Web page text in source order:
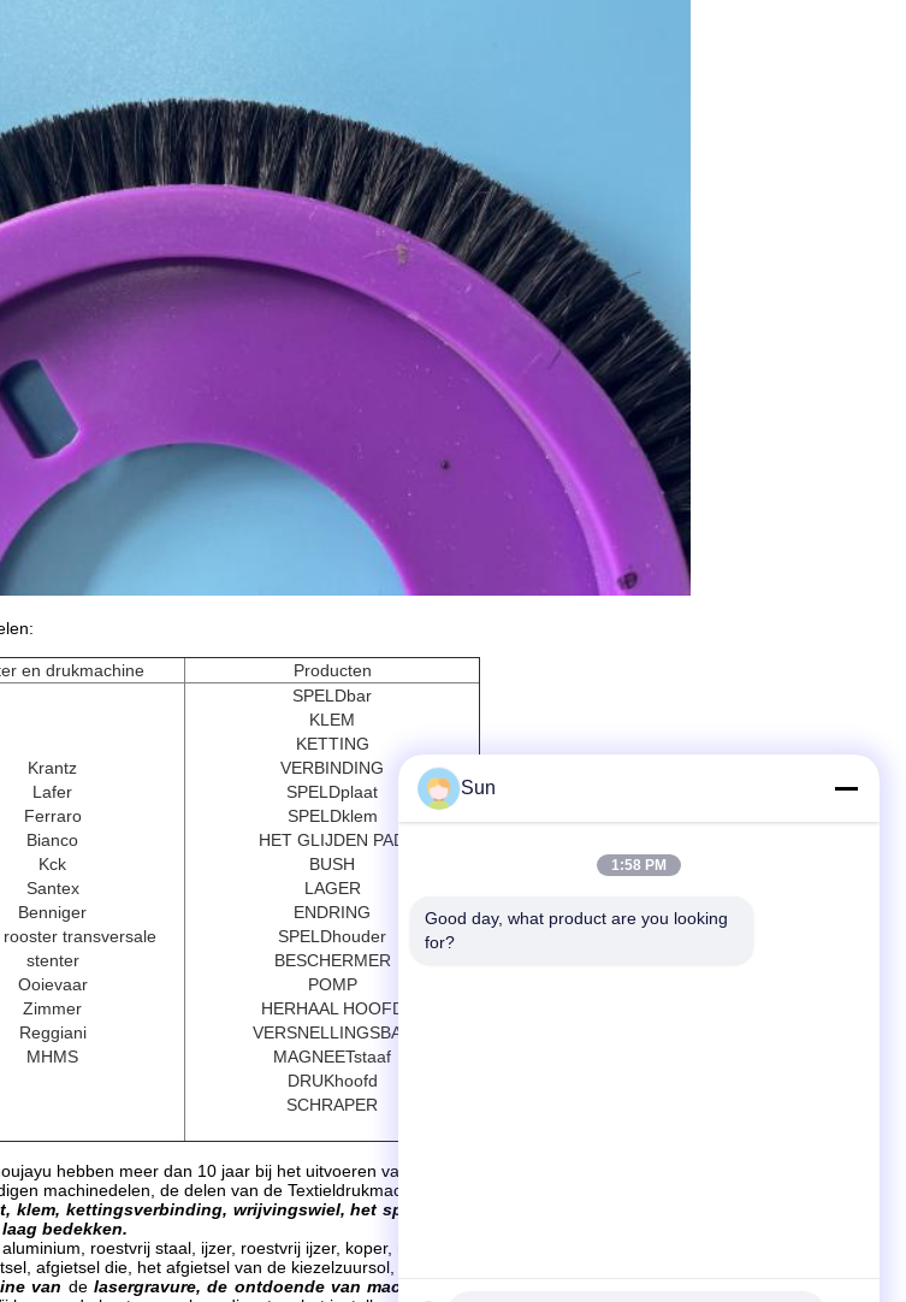
en drukmachine Producten
Krantz
Lafer
Ferraro
Bianco
Kck
Santex
Benniger
rooster transversale
stenter
Ooievaar
Zimmer
Reggiani
MHMS
SPELDbar
KLEM
KETTING
VERBINDING
SPELDplaat
SPELDklem
HET GLIJDEN PAD
BUSH
LAGER
ENDRING
SPELDhouder
BESCHERMER
POMP
HERHAAL HOOFD
VERSNELLINGSBAK
MAGNEETstaaf
DRUKhoofd
SCHRAPER
hebben meer dan 10 jaar bij het uitvoeren van diverse tetile delen en textielmateriaal.
machinedelen, de delen van de Textieldrukmachine en andere delen, zoals:
klem, kettingsverbinding, wrijvingswiel, het speciale roterende scherm, herhaalt hoofd, pomp, lager,
bedekken.
roestvrij staal, ijzer, roestvrij ijzer, koper, nikkel etc.
afgietsel die, het afgietsel van de kiezelzuursol, precisie etc. machinaal bewerken.
van delasergravure, de ontdoende van machine van
Sun
1:58 PM
Good day, what product are you looking
for?